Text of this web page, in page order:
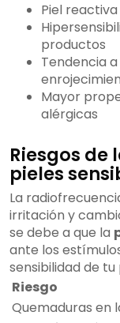
Piel
productos
Tendencia
Mayor
alérgicas
Riesgos
pieles
La
irritación y
se debe a que la
ante los
sensibilidad de
Riesgo
Quemaduras en